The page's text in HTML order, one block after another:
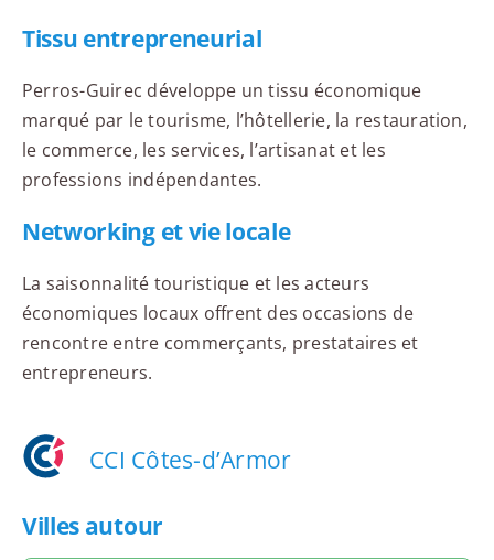
Tissu entrepreneurial
Perros-Guirec développe un tissu économique
marqué par le tourisme, l’hôtellerie, la restauration,
le commerce, les services, l’artisanat et les
professions indépendantes.
Networking et vie locale
La saisonnalité touristique et les acteurs
économiques locaux offrent des occasions de
rencontre entre commerçants, prestataires et
entrepreneurs.
CCI Côtes-d’Armor
Villes autour